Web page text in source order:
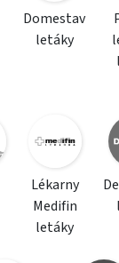
Domestav
letáky
Lékarny
Medifin
letáky